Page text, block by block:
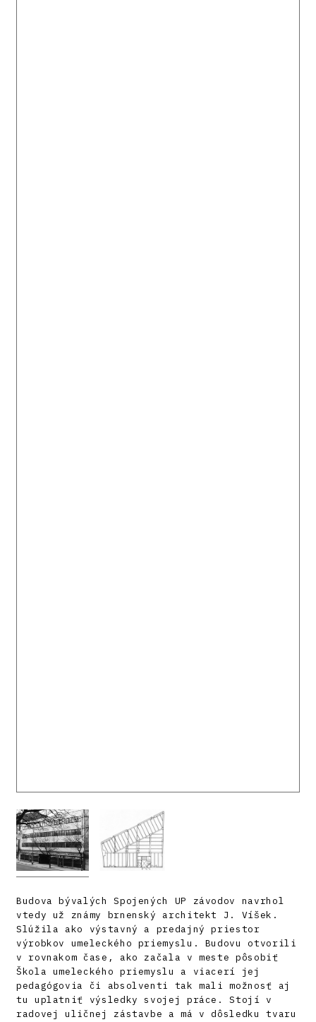
Budova bývalých Spojených UP závodov navrhol
vtedy už známy brnenský architekt J. Víšek.
Slúžila ako výstavný a predajný priestor
výrobkov umeleckého priemyslu. Budovu otvorili
v rovnakom čase, ako začala v meste pôsobiť
Škola umeleckého priemyslu a viacerí jej
pedagógovia či absolventi tak mali možnosť aj
tu uplatniť výsledky svojej práce. Stojí v
radovej uličnej zástavbe a má v dôsledku tvaru